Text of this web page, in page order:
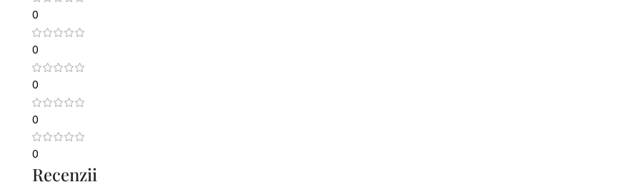
0
0
0
0
0
Recenzii